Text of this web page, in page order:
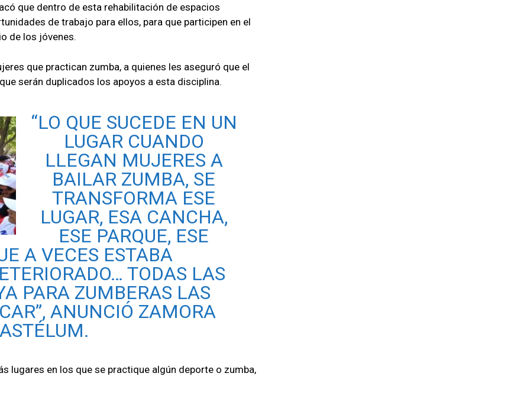
que dentro de esta rehabilitación de espacios
de trabajo para ellos, para que participen en el
de los jóvenes.
que practican zumba, a quienes les aseguró que el
serán duplicados los apoyos a esta disciplina.
“LO QUE SUCEDE EN UN
LUGAR CUANDO
LLEGAN MUJERES A
BAILAR ZUMBA, SE
TRANSFORMA ESE
LUGAR, ESA CANCHA,
ESE PARQUE, ESE
A VECES ESTABA
TODAS LAS
PARA ZUMBERAS LAS
ANUNCIÓ ZAMORA
lugares en los que se practique algún deporte o zumba,